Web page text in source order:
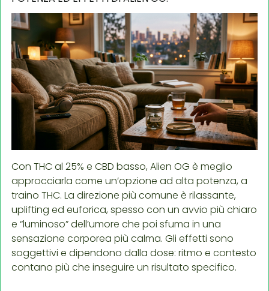
Con THC al 25% e CBD basso, Alien OG è meglio
approcciarla come un’opzione ad alta potenza, a
traino THC. La direzione più comune è rilassante,
uplifting ed euforica, spesso con un avvio più chiaro
e “luminoso” dell’umore che poi sfuma in una
sensazione corporea più calma. Gli effetti sono
soggettivi e dipendono dalla dose: ritmo e contesto
contano più che inseguire un risultato specifico.